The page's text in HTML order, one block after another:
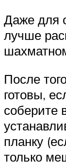
Даже для
лучше
После
готовы,
соберите
планку
только